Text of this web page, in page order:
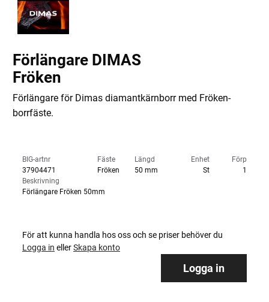
Förlängare DIMAS
Fröken
Förlängare för Dimas diamantkärnborr med Fröken-
borrfäste.
BIG-artnr
37904471
Fäste
Fröken
Längd
50 mm
Enhet
St
Förp
1
Beskrivning
Förlängare Fröken 50mm
För att kunna handla hos oss och se priser behöver du
Logga in ellerSkapa konto
Logga in